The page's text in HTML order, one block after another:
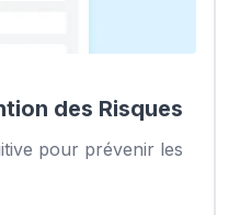
des Risques
pour prévenir les